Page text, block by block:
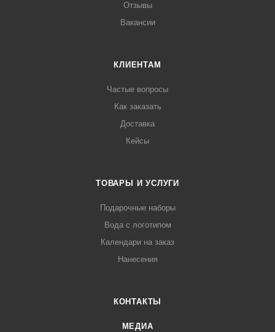
Отзывы
Вакансии
КЛИЕНТАМ
Частые вопросы
Как заказать
Доставка
Кейсы
ТОВАРЫ И УСЛУГИ
Подарочные наборы
Вода с логотипом
Календари на заказ
Нанесения
КОНТАКТЫ
МЕДИА